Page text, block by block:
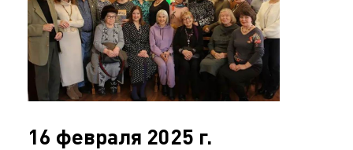
16 февраля 2025 г.